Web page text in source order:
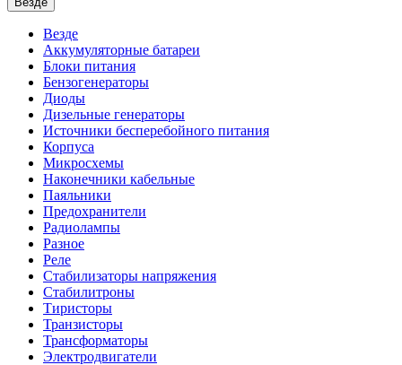
Везде
Аккумуляторные батареи
Блоки питания
Бензогенераторы
Диоды
Дизельные генераторы
Источники бесперебойного питания
Корпуса
Микросхемы
Наконечники кабельные
Паяльники
Предохранители
Радиолампы
Разное
Реле
Стабилизаторы напряжения
Стабилитроны
Тиристоры
Транзисторы
Трансформаторы
Электродвигатели